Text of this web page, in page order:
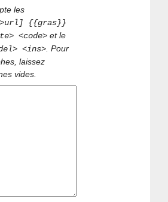
les
{{gras}}
<code> et le
<ins>. Pour
laissez
vides.